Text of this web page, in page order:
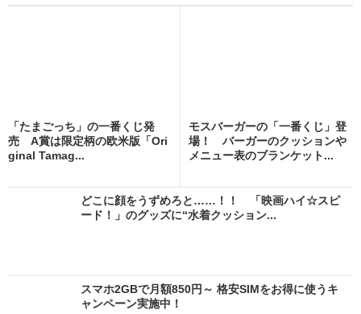
「たまごっち」の一番くじ発
売 A賞は限定柄の欧米版「Ori
ginal Tamag...
モスバーガーの「一番くじ」登
場！ バーガーのクッションや
メニュー表のブランケット...
どこに顔をうずめろと……！！ 「映画ハイ☆スピ
ード！」のグッズに“水着クッション...
スマホ2GBで月額850円～ 格安SIMをお得に使うキ
ャンペーン実施中！